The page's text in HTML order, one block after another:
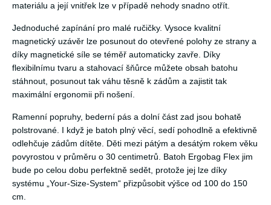
materiálu a její vnitřek lze v případě nehody snadno otřít.
Jednoduché zapínání pro malé ručičky. Vysoce kvalitní
magnetický uzávěr lze posunout do otevřené polohy ze strany a
díky magnetické síle se téměř automaticky zavře. Díky
flexibilnímu tvaru a stahovací šňůrce můžete obsah batohu
stáhnout, posunout tak váhu těsně k zádům a zajistit tak
maximální ergonomii při nošení.
Ramenní popruhy, bederní pás a dolní část zad jsou bohatě
polstrované. I když je batoh plný věcí, sedí pohodlně a efektivně
odlehčuje zádům dítěte. Děti mezi pátým a desátým rokem věku
povyrostou v průměru o 30 centimetrů. Batoh Ergobag Flex jim
bude po celou dobu perfektně sedět, protože jej lze díky
systému „Your-Size-System“ přizpůsobit výšce od 100 do 150
cm.